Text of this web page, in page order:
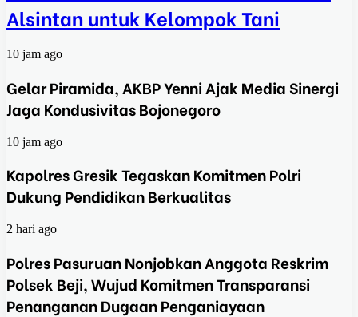
Alsintan untuk Kelompok Tani
10 jam ago
Gelar Piramida, AKBP Yenni Ajak Media Sinergi
Jaga Kondusivitas Bojonegoro
10 jam ago
Kapolres Gresik Tegaskan Komitmen Polri
Dukung Pendidikan Berkualitas
2 hari ago
Polres Pasuruan Nonjobkan Anggota Reskrim
Polsek Beji, Wujud Komitmen Transparansi
Penanganan Dugaan Penganiayaan